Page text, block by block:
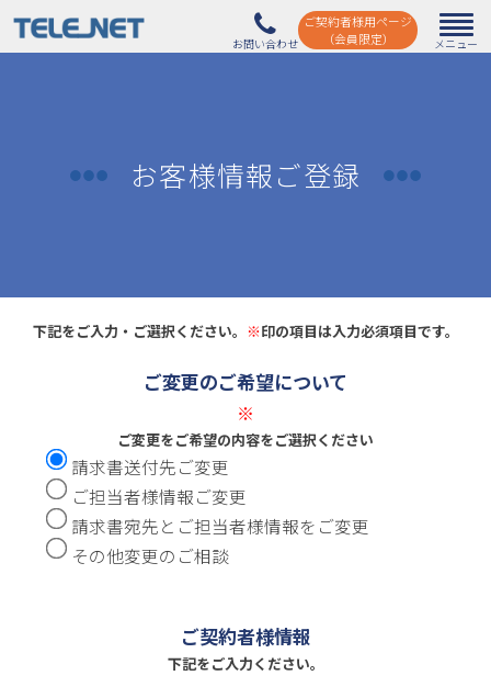
ご契約者様用ページ
（会員限定）
お客様情報ご登録
下記をご入力・ご選択ください。 ※印の項目は入力必須項目です。
ご変更のご希望について
※
ご変更をご希望の内容をご選択ください
請求書送付先ご変更
ご担当者様情報ご変更
請求書宛先とご担当者様情報をご変更
その他変更のご相談
ご契約者様情報
下記をご入力ください。